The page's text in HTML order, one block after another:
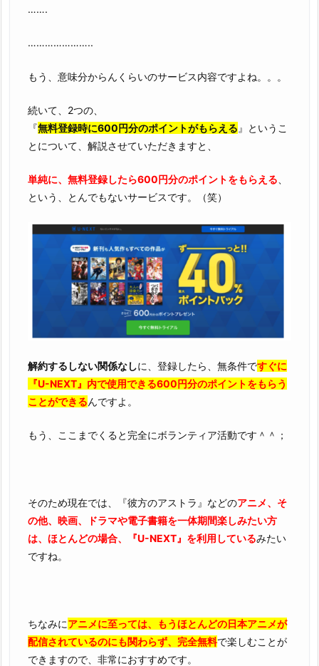
…….
…………………..
もう、意味分からんくらいのサービス内容ですよね。。。
続いて、2つの、
『無料登録時に600円分のポイントがもらえる 』というこ
とについて、解説させていただきますと、
単純に、無料登録したら600円分のポイントをもらえる、
という、とんでもないサービスです。（笑）
解約するしない関係なしに、登録したら、無条件ですぐに
『U-NEXT』内で使用できる600円分のポイントをもらう
ことができるんですよ。
もう、ここまでくると完全にボランティア活動です＾＾；
そのため現在では、『彼方のアストラ』などのアニメ、そ
の他、映画、ドラマや電子書籍を一体期間楽しみたい方
は、ほとんどの場合、『U-NEXT』を利用しているみたい
ですね。
ちなみにアニメに至っては、もうほとんどの日本アニメが
配信されているのにも関わらず、完全無料で楽しむことが
できますので、非常におすすめです。